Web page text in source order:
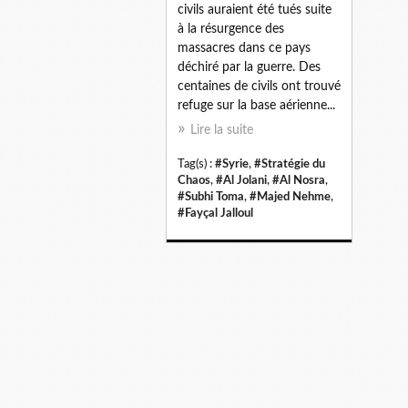
civils auraient été tués suite
à la résurgence des
massacres dans ce pays
déchiré par la guerre. Des
centaines de civils ont trouvé
refuge sur la base aérienne...
Lire la suite
Tag(s) : #Syrie, #Stratégie du
Chaos, #Al Jolani, #Al Nosra,
#Subhi Toma, #Majed Nehme,
#Fayçal Jalloul